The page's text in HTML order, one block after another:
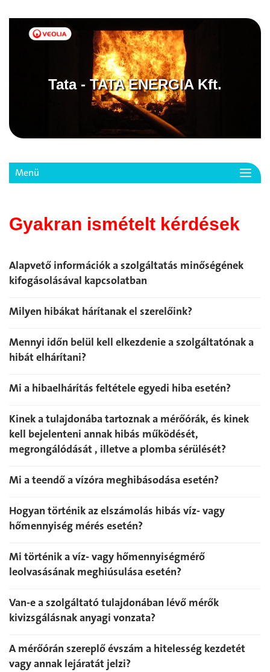
Tata - TATA ENERGIA Kft.
Menü
Gyakran ismételt kérdések
Alapvető információk a szolgáltatás minőségének
kifogásolásával kapcsolatban
Milyen hibákat hárítanak el szerelőink?
Mennyi időn belül kell elkezdenie a szolgáltatónak a
hibát elhárítani?
Mi a hibaelhárítás feltétele egyedi hiba esetén?
Kinek a tulajdonába tartoznak a mérőórák, és kinek
kell bejelenteni annak hibás működését,
megrongálódását , illetve a plomba sérülését?
Mi a teendő a vízóra meghibásodása esetén?
Hogyan történik az elszámolás hibás víz- vagy
hőmennyiség mérés esetén?
Mi történik a víz- vagy hőmennyiségmérő
leolvasásának meghiúsulása esetén?
Van-e a szolgáltató tulajdonában lévő mérők
kivizsgálásnak anyagi vonzata?
A mérőórán szereplő évszám a hitelesség kezdetét
vagy annak lejáratát jelzi?